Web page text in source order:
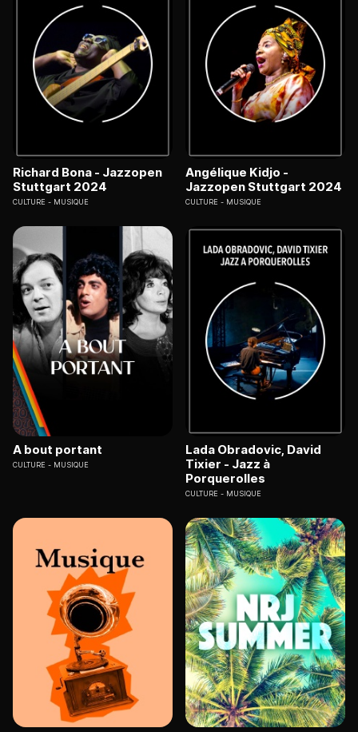
Richard Bona - Jazzopen
Stuttgart 2024
CULTURE MUSIQUE
Angélique Kidjo -
Jazzopen Stuttgart 2024
CULTURE MUSIQUE
A bout portant
CULTURE MUSIQUE
Lada Obradovic, David
Tixier - Jazz à
Porquerolles
CULTURE MUSIQUE